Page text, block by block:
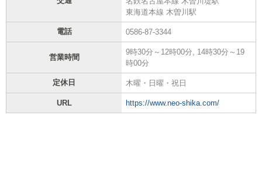
東海道本線 木曽川駅
電話 0586-87-3344
営業時間
9時30分～12時00分, 14時30分～19
時00分
定休日 木曜・日曜・祝日
URL https://www.neo-shika.com/